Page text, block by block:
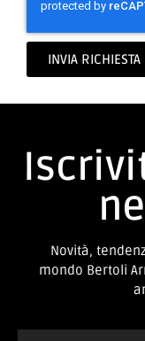
ricontattato.
mondo Bertoli